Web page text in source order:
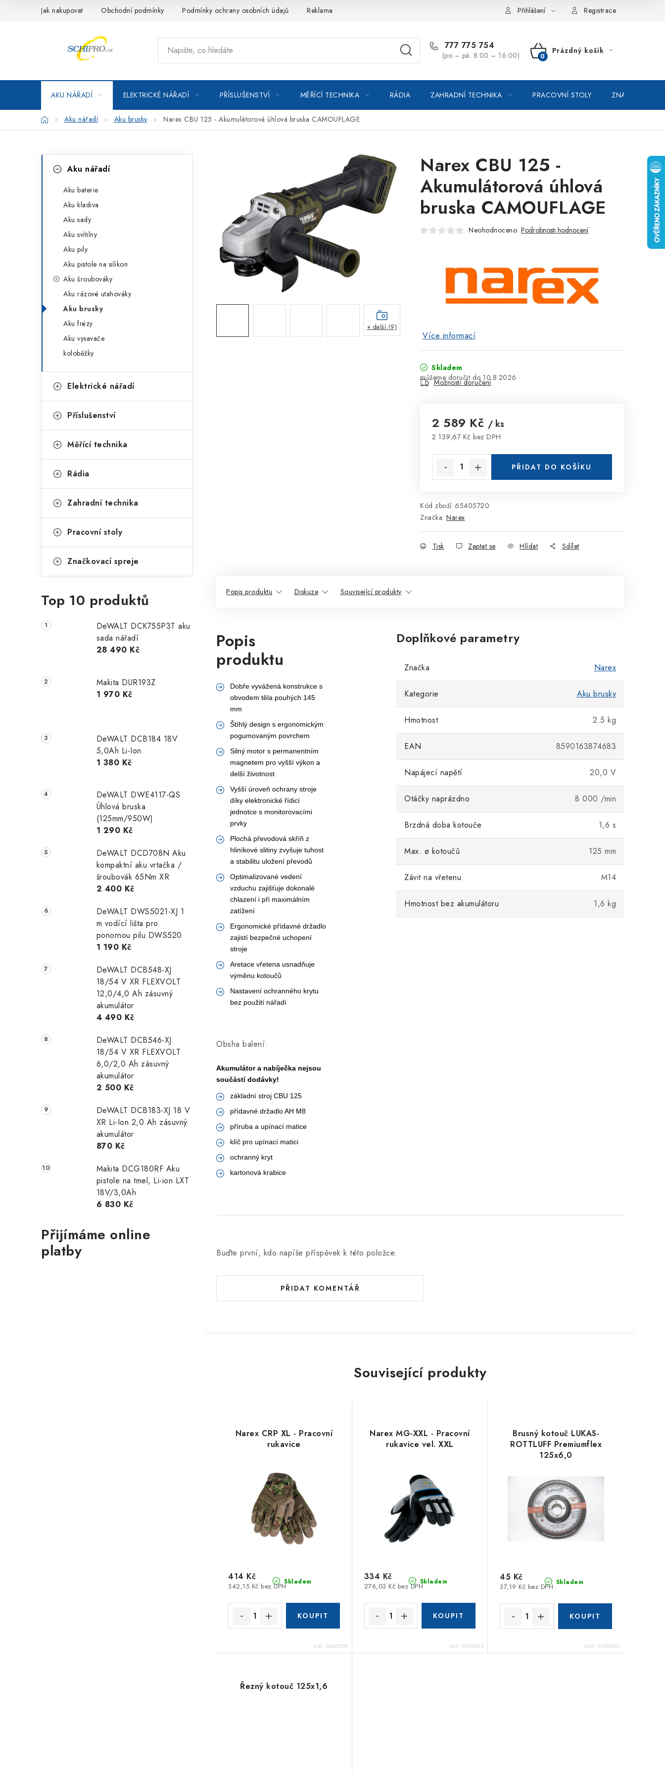
Jak nakupovat Obchodní podmínky Podmínky ochrany osobních údajů Reklamace Moje objednávka / odstoupení od smlouvy Online platby Comgate
Přihlášení Registrace
777 775 754
(po – pá: 8:00 – 16:00)
NÁKUPNÍ
Prázdný košík
AKU NÁŘADÍ ELEKTRICKÉ NÁŘADÍ PŘÍSLUŠENSTVÍ MĚŘÍCÍ TECHNIKA RÁDIA ZAHRADNÍ TECHNIKA PRACOVNÍ STOLY ZNAČKOVACÍ
DomůAku nářadí Aku brusky Narex CBU 125 - Akumulátorová úhlová bruska CAMOUFLAGE
í
n
l
kategorieAku nářadí
Aku baterie
Aku kladiva
Aku sady
Aku svítilny
Aku pily
Aku pistole na silikon
Aku šroubováky
Aku rázové utahováky
Aku brusky
Aku frézy
Aku vysavače
koloběžky
Elektrické nářadí
Příslušenství
Měřící technika
Rádia
Zahradní technika
Pracovní stoly
Značkovací spreje
Top 10 produktů
DeWALT DCK755P3T aku
sada nářadí
28 490 Kč
Makita DUR193Z
1 970 Kč
DeWALT DCB184 18V
5,0Ah Li-Ion
1 380 Kč
DeWALT DWE4117-QS
Úhlová bruska
(125mm/950W)
1 290 Kč
DeWALT DCD708N Aku
kompaktní aku vrtačka /
šroubovák 65Nm XR
2 400 Kč
DeWALT DWS5021-XJ 1
m vodící lišta pro
ponornou pilu DWS520
1 190 Kč
DeWALT DCB548-XJ
18/54 V XR FLEXVOLT
12,0/4,0 Ah zásuvný
akumulátor
4 490 Kč
DeWALT DCB546-XJ
18/54 V XR FLEXVOLT
6,0/2,0 Ah zásuvný
akumulátor
2 500 Kč
DeWALT DCB183-XJ 18 V
XR Li-Ion 2,0 Ah zásuvný
akumulátor
870 Kč
Makita DCG180RF Aku
pistole na tmel, Li-ion LXT
18V/3,0Ah
6 830 Kč
Přijímáme online
platby
Narex CBU 125 -
Akumulátorová úhlová
bruska CAMOUFLAGE
Neohodnoceno Podrobnosti hodnocení
Více informací
Skladem
10.8.2026
Možnosti doručení
2 589 Kč / ks
2 139,67 Kč bez DPH
PŘIDAT DO KOŠÍKU
Kód zboží: 65405720
Značka: Narex
Tisk Zeptat se Hlídat Sdílet
+ další (9)
Popis produktu Diskuze Související produkty
Popis
produktu
Dobře vyvážená konstrukce s
obvodem těla pouhých 145
mm
Štíhlý design s ergonomickým
pogumovaným povrchem
Silný motor s permanentním
magnetem pro vyšší výkon a
delší životnost
Vyšší úroveň ochrany stroje
díky elektronické řídicí
jednotce s monitorovacími
prvky
Plochá převodová skříň z
hliníkové slitiny zvyšuje tuhost
a stabilitu uložení převodů
Optimalizované vedení
vzduchu zajišťuje dokonalé
chlazení i při maximálním
zatížení
Ergonomické přídavné držadlo
zajistí bezpečné uchopení
stroje
Aretace vřetena usnadňuje
výměnu kotoučů
Nastavení ochranného krytu
bez použití nářadí
Obsha balení:
Akumulátor a nabíječka nejsou
součástí dodávky!
základní stroj CBU 125
přídavné držadlo AH M8
příruba a upínací matice
klíč pro upínací matici
ochranný kryt
kartonová krabice
Doplňkové parametry
Značka Narex
Kategorie Aku brusky
Hmotnost 2.5 kg
EAN 8590163874683
Napájecí napětí 20,0 V
Otáčky naprázdno 8 000 /min
Brzdná doba kotouče 1,6 s
Max. ø kotoučů 125 mm
Závit na vřetenu M14
Hmotnost bez akumulátoru 1,6 kg
Buďte první, kdo napíše příspěvek k této položce.
PŘIDAT KOMENTÁŘ
Související produkty
Narex CRP XL - Pracovní
rukavice
Skladem
342,15 Kč bez DPH
414 Kč
Kód: 65405729
Narex MG-XXL - Pracovní
rukavice vel. XXL
Skladem
276,03 Kč bez DPH
334 Kč
Kód:00765495
Brusný kotouč LUKAS-
ROTTLUFF Premiumflex
125x6,0
Skladem
37,19 Kč bez DPH
45 Kč
Kód: AS000692
Řezný kotouč 125x1,6